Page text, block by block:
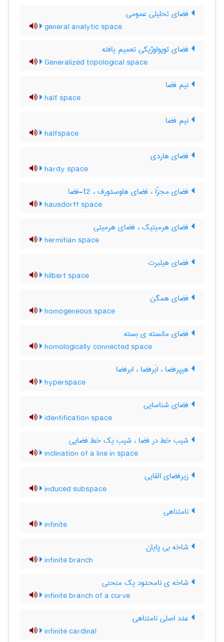
فضای تحلیلی عمومی
general analytic space
فضای توپولوژیکی تعمیم یافته
Generalized topological space
نیم فضا
half space
نیم فضا
halfspace
فضای هاردی
hardy space
فضای مجزّا ، فضای هاوسدورف ، t2-فضا
hausdorff space
فضای هرمیتیک ، فضای هرمیتی
hermitian space
فضای هیلبرت
hilbert space
فضای همگن
homogeneous space
فضای مانسته ی بسته
homologically connected space
هیپرفضا ، ابَرفضا ، ابرفضا
hyperspace
فضای شناسایی
identification space
شیب خط در فضا ، شیب یک خط فضایی
inclination of a line in space
زیرفضای القایی
induced subspace
نامتناهی
infinite
شاخه بی پایان
infinite branch
شاخه ی نامحدود یک منحنی
infinite branch of a curve
عدد اصلی نامتناهی
infinite cardinal